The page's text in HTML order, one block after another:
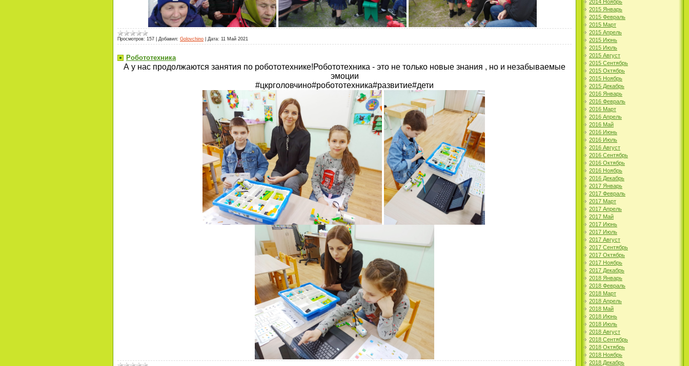
Просмотров: 157 Добавил: Golovchino Дата: 11 Май 2021
Робототехника
А у нас продолжаются занятия по робототехнике!Робототехника - это не только новые знания , но и незабываемые
эмоции
#цкрголовчино#робототехника#развитие#дети
2014 Ноябрь
2015 Январь
2015 Февраль
2015 Март
2015 Апрель
2015 Июнь
2015 Июль
2015 Август
2015 Сентябрь
2015 Октябрь
2015 Ноябрь
2015 Декабрь
2016 Январь
2016 Февраль
2016 Март
2016 Апрель
2016 Май
2016 Июнь
2016 Июль
2016 Август
2016 Сентябрь
2016 Октябрь
2016 Ноябрь
2016 Декабрь
2017 Январь
2017 Февраль
2017 Март
2017 Апрель
2017 Май
2017 Июнь
2017 Июль
2017 Август
2017 Сентябрь
2017 Октябрь
2017 Ноябрь
2017 Декабрь
2018 Январь
2018 Февраль
2018 Март
2018 Апрель
2018 Май
2018 Июнь
2018 Июль
2018 Август
2018 Сентябрь
2018 Октябрь
2018 Ноябрь
2018 Декабрь